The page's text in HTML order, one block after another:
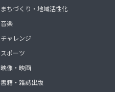
まちづくり・地域活性化
音楽
チャレンジ
スポーツ
映像・映画
書籍・雑誌出版